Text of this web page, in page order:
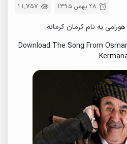
11,757 28 بهمن 1395
به نام کرمان کرمانه
Download The Song From